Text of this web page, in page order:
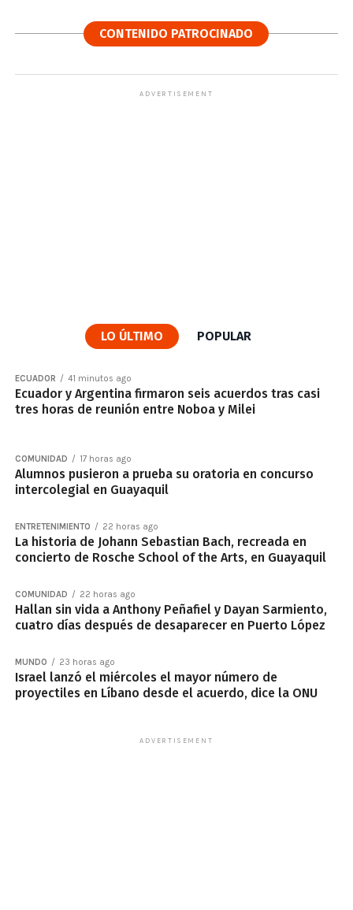
CONTENIDO PATROCINADO
ADVERTISEMENT
LO ÚLTIMO POPULAR
ECUADOR 41 minutos ago
Ecuador y Argentina firmaron seis acuerdos tras casi
tres horas de reunión entre Noboa y Milei
COMUNIDAD 17 horas ago
Alumnos pusieron a prueba su oratoria en concurso
intercolegial en Guayaquil
ENTRETENIMIENTO 22 horas ago
La historia de Johann Sebastian Bach, recreada en
concierto de Rosche School of the Arts, en Guayaquil
COMUNIDAD 22 horas ago
Hallan sin vida a Anthony Peñafiel y Dayan Sarmiento,
cuatro días después de desaparecer en Puerto López
MUNDO 23 horas ago
Israel lanzó el miércoles el mayor número de
proyectiles en Líbano desde el acuerdo, dice la ONU
ADVERTISEMENT